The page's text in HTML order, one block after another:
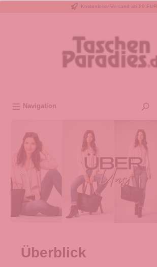
Kostenloser Versand ab 20 EUR
Navigation
Überblick